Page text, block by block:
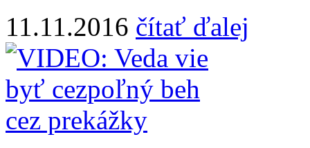
11.11.2016 čítať ďalej